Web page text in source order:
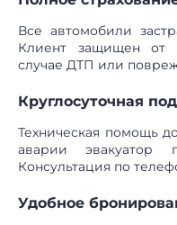
Все автомобили
Клиент защищен от
случае ДТП или
Круглосуточная
Техническая помощь
аварии эвакуатор
Консультация по
Удобное